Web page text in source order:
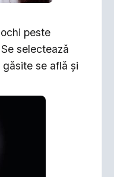
peste
selectează
se află şi